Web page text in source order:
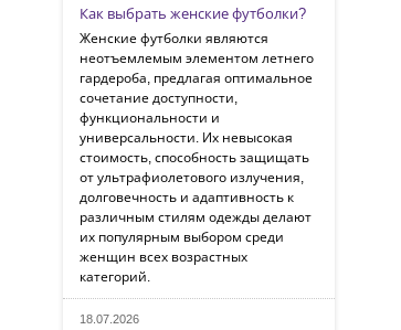
Как выбрать женские футболки?
Женские футболки являются
неотъемлемым элементом летнего
гардероба, предлагая оптимальное
сочетание доступности,
функциональности и
универсальности. Их невысокая
стоимость, способность защищать
от ультрафиолетового излучения,
долговечность и адаптивность к
различным стилям одежды делают
их популярным выбором среди
женщин всех возрастных
категорий.
18.07.2026